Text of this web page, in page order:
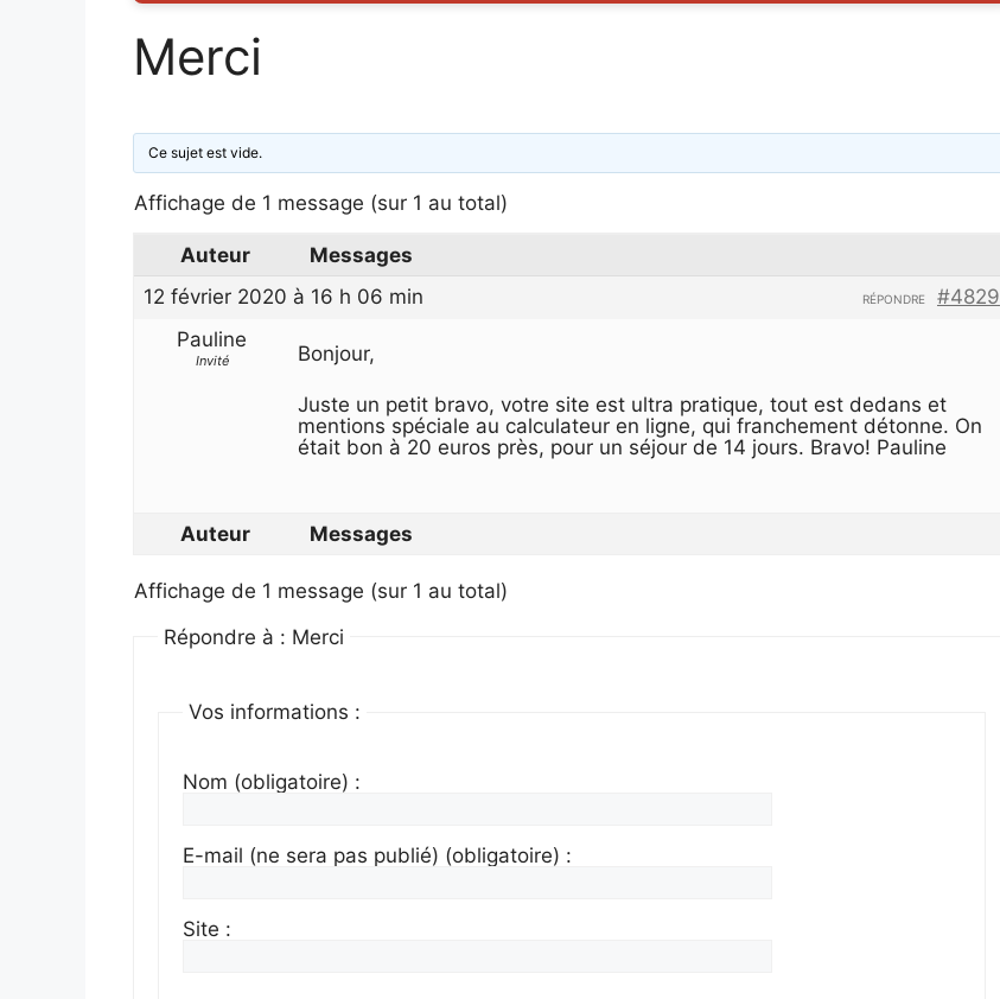
Merci
Ce sujet est vide.
Affichage de 1 message (sur 1 au total)
Auteur
Messages
12 février 2020 à 16 h 06 min
#4829
RÉPONDRE
Pauline
Invité Bonjour,
Juste un petit bravo, votre site est ultra pratique, tout est dedans et
mentions spéciale au calculateur en ligne, qui franchement détonne. On
était bon à 20 euros près, pour un séjour de 14 jours. Bravo! Pauline
Auteur Messages
Affichage de 1 message (sur 1 au total)
Répondre à : Merci
Vos informations :
Nom (obligatoire) :
E-mail (ne sera pas publié) (obligatoire) :
Site :